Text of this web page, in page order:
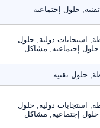
حلول إجتماعيه
استجابات دولية, حلول
إجتماعيه, مشاكل
حلول تقنيه
استجابات دولية, حلول
إجتماعيه, مشاكل